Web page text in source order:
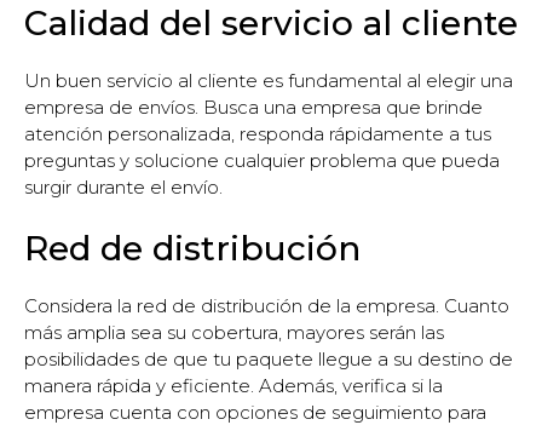
Calidad del servicio al cliente
Un buen servicio al cliente es fundamental al elegir una
empresa de envíos. Busca una empresa que brinde
atención personalizada, responda rápidamente a tus
preguntas y solucione cualquier problema que pueda
surgir durante el envío.
Red de distribución
Considera la red de distribución de la empresa. Cuanto
más amplia sea su cobertura, mayores serán las
posibilidades de que tu paquete llegue a su destino de
manera rápida y eficiente. Además, verifica si la
empresa cuenta con opciones de seguimiento para